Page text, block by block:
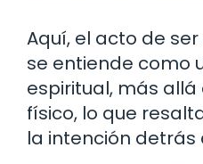
Aquí, el acto de
se entiende como
espiritual, más
físico, lo que
la intención detrás